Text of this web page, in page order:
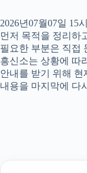
2026년07월07일 15
먼저 목적을 정리하
필요한 부분은 직접
흥신소는 상황에 따
안내를 받기 위해
내용을 마지막에 다